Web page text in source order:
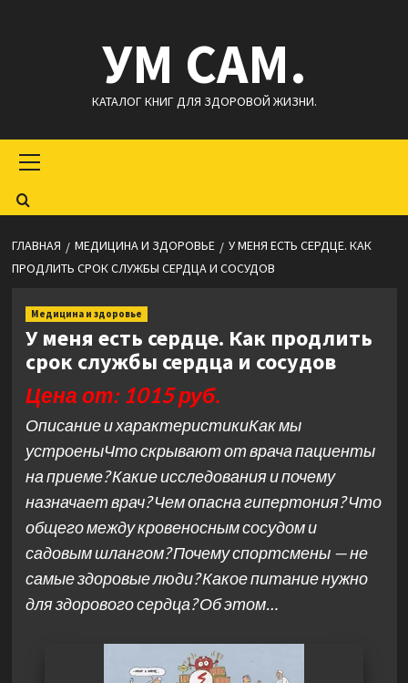
УМ САМ.
КАТАЛОГ КНИГ ДЛЯ ЗДОРОВОЙ ЖИЗНИ.
меню
ГЛАВНАЯ МЕДИЦИНА И ЗДОРОВЬЕ
У МЕНЯ ЕСТЬ СЕРДЦЕ. КАК
ПРОДЛИТЬ СРОК СЛУЖБЫ СЕРДЦА И СОСУДОВ
Медицина и здоровье
У меня есть сердце. Как продлить
срок службы сердца и сосудов
Цена от: 1015 руб.
Описание и характеристикиКак мы
устроеныЧто скрывают от врача пациенты
на приеме? Какие исследования и почему
назначает врач? Чем опасна гипертония? Что
общего между кровеносным сосудом и
садовым шлангом? Почему спортсмены — не
самые здоровые люди? Какое питание нужно
для здорового сердца? Об этом…